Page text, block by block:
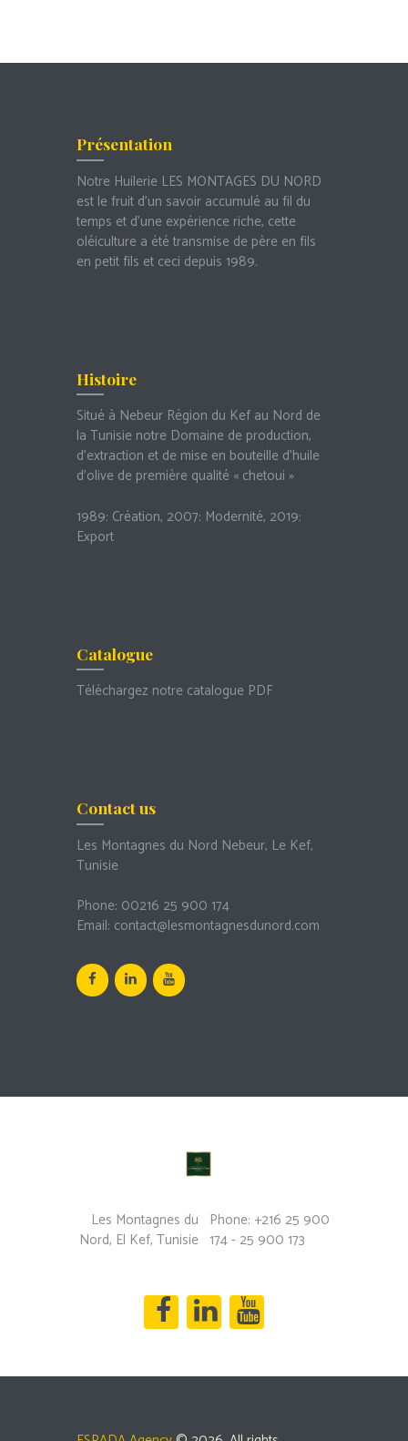
Présentation
Notre Huilerie LES MONTAGES DU NORD
est le fruit d’un savoir accumulé au fil du
temps et d’une expérience riche, cette
oléiculture a été transmise de père en fils
en petit fils et ceci depuis 1989.
Histoire
Situé à Nebeur Région du Kef au Nord de
la Tunisie notre Domaine de production,
d’extraction et de mise en bouteille d’huile
d’olive de première qualité « chetoui »
1989: Création, 2007: Modernité, 2019:
Export
Catalogue
Téléchargez notre catalogue PDF
Contact us
Les Montagnes du Nord Nebeur, Le Kef,
Tunisie
Phone: 00216 25 900 174
Email: contact@lesmontagnesdunord.com
Phone: +216 25 900
174 - 25 900 173
Les Montagnes du
Nord, El Kef, Tunisie